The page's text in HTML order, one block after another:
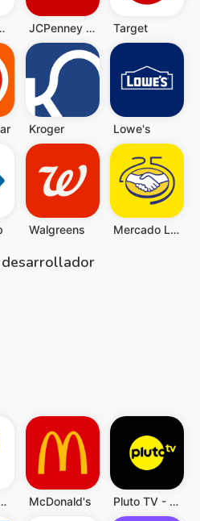
ahorros JCPenney – Shopping & Deals Target
Kroger Lowe's
Walgreens Mercado Libre: Compras Online
& Maker McDonald's Pluto TV - Películas y Series